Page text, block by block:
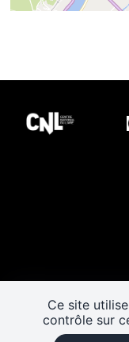
Ce site
contrôle sur
Les
4 ter
Tel 02 54